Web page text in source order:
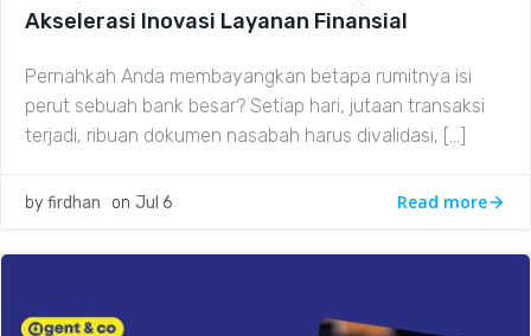
Akselerasi Inovasi Layanan Finansial
Pernahkah Anda membayangkan betapa rumitnya isi
perut sebuah bank besar? Setiap hari, jutaan transaksi
terjadi, ribuan dokumen nasabah harus divalidasi, […]
by firdhan on Jul 6 Read more